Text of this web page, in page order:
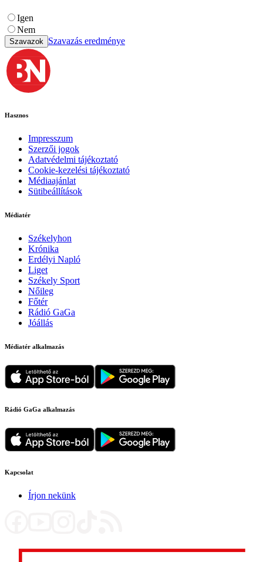
Igen
Nem
Szavazok Szavazás eredménye
Hasznos
Impresszum
Szerzői jogok
Adatvédelmi tájékoztató
Cookie-kezelési tájékoztató
Médiaajánlat
Sütibeállítások
Médiatér
Székelyhon
Krónika
Erdélyi Napló
Liget
Székely Sport
Nőileg
Főtér
Rádió GaGa
Jóállás
Médiatér alkalmazás
Rádió GaGa alkalmazás
Kapcsolat
Írjon nekünk